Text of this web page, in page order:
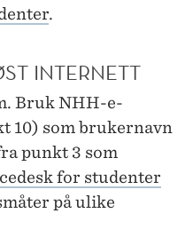
.
INTERNETT
Bruk NHH-e-
10) som brukernavn
punkt 3 som
for studenter
på ulike